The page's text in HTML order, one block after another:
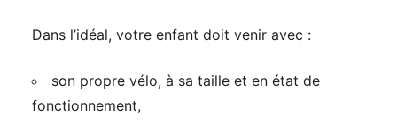
Dans l’idéal, votre enfant doit venir avec :
son propre vélo, à sa taille et en état de
fonctionnement,